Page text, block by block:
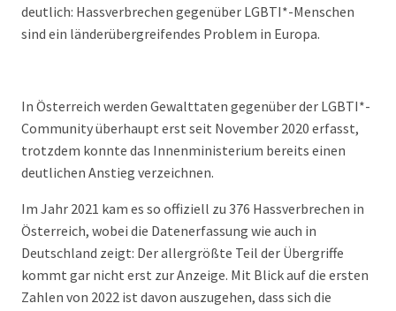
deutlich: Hassverbrechen gegenüber LGBTI*-Menschen
sind ein länderübergreifendes Problem in Europa.
In Österreich werden Gewalttaten gegenüber der LGBTI*-
Community überhaupt erst seit November 2020 erfasst,
trotzdem konnte das Innenministerium bereits einen
deutlichen Anstieg verzeichnen.
Im Jahr 2021 kam es so offiziell zu 376 Hassverbrechen in
Österreich, wobei die Datenerfassung wie auch in
Deutschland zeigt: Der allergrößte Teil der Übergriffe
kommt gar nicht erst zur Anzeige. Mit Blick auf die ersten
Zahlen von 2022 ist davon auszugehen, dass sich die